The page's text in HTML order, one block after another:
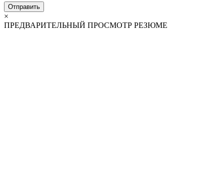
Отправить
×
ПРЕДВАРИТЕЛЬНЫЙ ПРОСМОТР РЕЗЮМЕ